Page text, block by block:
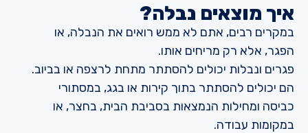
איך מוצאים נבלה?
במקרים רבים, אתם לא ממש רואים את הנבלה, או
הפגר, אלא רק מריחים אותו.
פגרים ונבלות יכולים להסתתר מתחת לרצפה או בביוב.
הם יכולים להסתתר בתוך קירות או בגג, במסתורי
כביסה ומחילות הנמצאות בסביבת הבית, בחצר, או
במקומות עבודה.